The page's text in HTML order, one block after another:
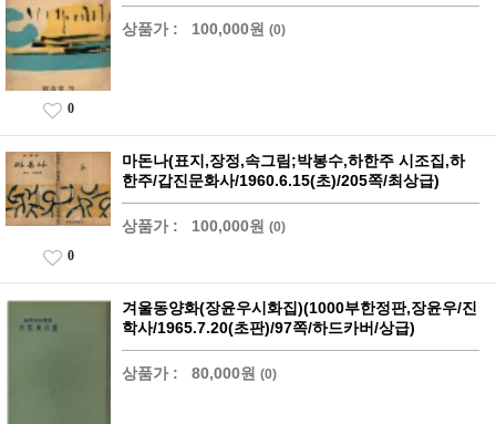
상품가 : 100,000원 (0)
0
마돈나(표지,장정,속그림;박봉수,하한주 시조집,하
한주/갑진문화사/1960.6.15(초)/205쪽/최상급)
상품가 : 100,000원 (0)
0
겨울동양화(장윤우시화집)(1000부한정판,장윤우/진
학사/1965.7.20(초판)/97쪽/하드카버/상급)
상품가 : 80,000원 (0)